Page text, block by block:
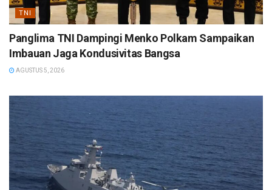
TNI
Panglima TNI Dampingi Menko Polkam Sampaikan
Imbauan Jaga Kondusivitas Bangsa
AGUSTUS 5, 2026